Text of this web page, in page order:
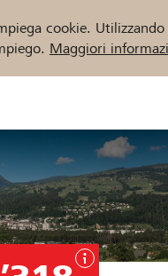
cookie. Utilizzando
Maggiori
Inizia ora